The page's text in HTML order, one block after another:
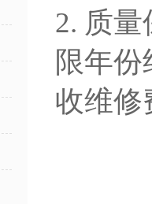
2. 质
限年
收维修